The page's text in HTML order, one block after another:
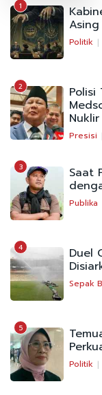
1
Asing
Politik
2
Presisi
3 Saat
Publika
4 Duel
Sepak
5
Politik